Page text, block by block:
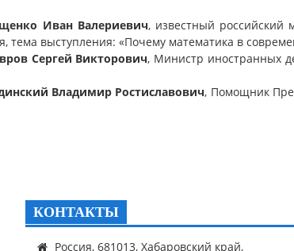
Иван Валериевич, известный российский
тема выступления: «Почему математика в
Сергей Викторович, Министр иностранных
Владимир Ростиславович, Помощник
КОНТАКТЫ
Россия, 681013, Хабаровский край,